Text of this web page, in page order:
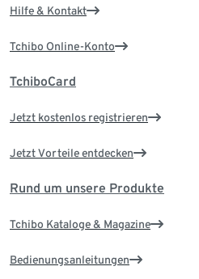
Hilfe & Kontakt
Tchibo Online-Konto
TchiboCard
Jetzt kostenlos registrieren
Jetzt Vorteile entdecken
Rund um unsere Produkte
Tchibo Kataloge & Magazine
Bedienungsanleitungen